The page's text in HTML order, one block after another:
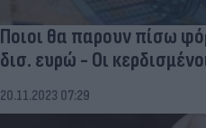
Ποιοι θα παρουν πίσω
δισ. ευρώ - Οι
20.11.2023 07:29